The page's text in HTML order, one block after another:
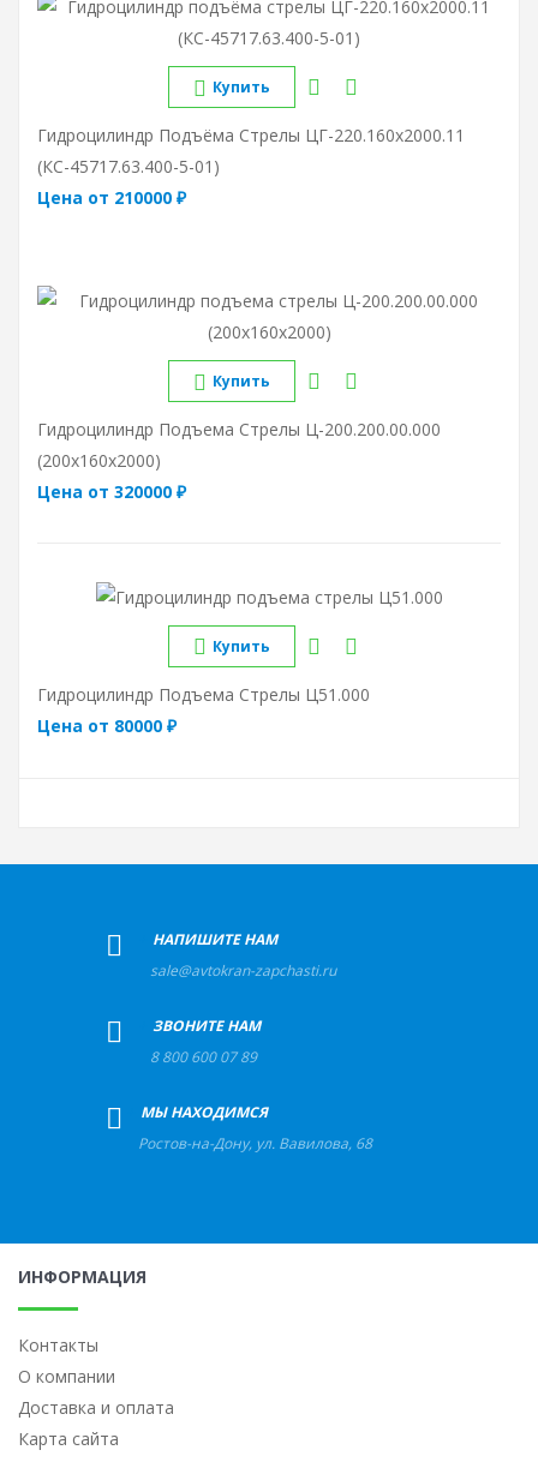
Купить
Гидроцилиндр Подъёма Стрелы ЦГ-220.160х2000.11
(КС-45717.63.400-5-01)
Цена от 210000 ₽
Купить
Гидроцилиндр Подъема Стрелы Ц-200.200.00.000
(200х160х2000)
Цена от 320000 ₽
Купить
Гидроцилиндр Подъема Стрелы Ц51.000
Цена от 80000 ₽
НАПИШИТЕ НАМ
sale@avtokran-zapchasti.ru
ЗВОНИТЕ НАМ
8 800 600 07 89
МЫ НАХОДИМСЯ
Ростов-на-Дону, ул. Вавилова, 68
ИНФОРМАЦИЯ
Контакты
О компании
Доставка и оплата
Карта сайта